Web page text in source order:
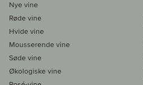
Nye vine
Røde vine
Hvide vine
Mousserende vine
Søde vine
Økologiske vine